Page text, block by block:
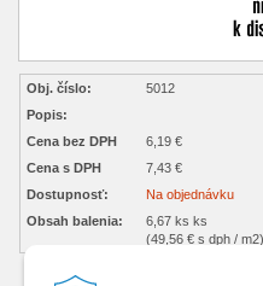
Obj. číslo:
5012
Popis:
Cena bez DPH
6,19 €
Cena s DPH
7,43 €
Dostupnosť:
Na objednávku
Obsah balenia:
6,67 ks ks
(49,56 € s dph / m2)